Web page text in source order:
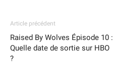
Article précédent
Raised By Wolves Épisode 10 :
Quelle date de sortie sur HBO
?